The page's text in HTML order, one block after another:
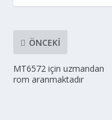
ÖNCEKI
MT6572 için uzmandan
rom aranmaktadır